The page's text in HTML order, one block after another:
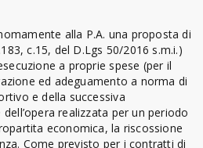
alla P.A. una proposta di
c.15, del D.Lgs 50/2016 s.m.i.)
a proprie spese (per il
ed adeguamento a norma di
e della successiva
realizzata per un periodo
economica, la riscossione
Come previsto per i contratti di